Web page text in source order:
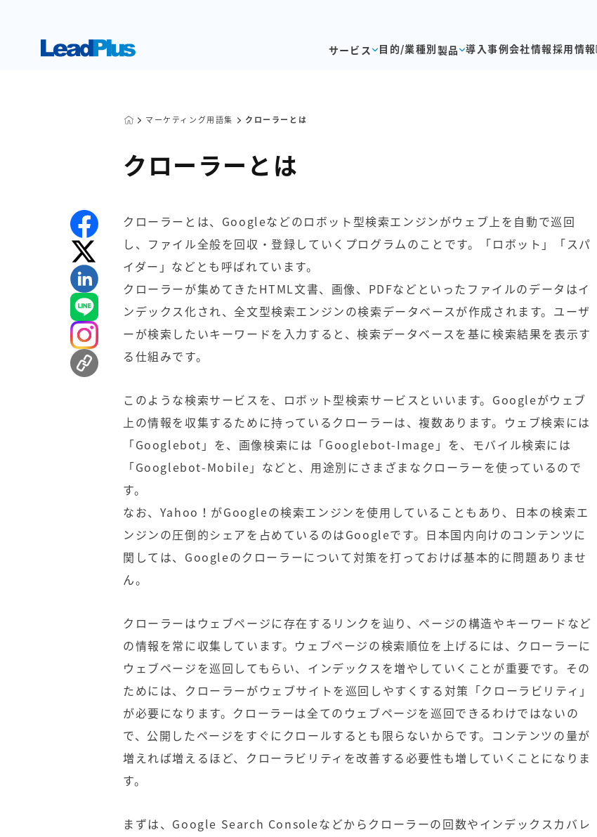
サービス 目的/業種別製品 導入事例会社情報採用情報
マーケティング用語集 クローラーとは
クローラーとは
クローラーとは、Googleなどのロボット型検索エンジンがウェブ上を自動で巡回
し、ファイル全般を回収・登録していくプログラムのことです。「ロボット」「スパ
イダー」などとも呼ばれています。
クローラーが集めてきたHTML文書、画像、PDFなどといったファイルのデータはイ
ンデックス化され、全文型検索エンジンの検索データベースが作成されます。ユーザ
ーが検索したいキーワードを入力すると、検索データベースを基に検索結果を表示す
る仕組みです。
このような検索サービスを、ロボット型検索サービスといいます。Googleがウェブ
上の情報を収集するために持っているクローラーは、複数あります。ウェブ検索には
「Googlebot」を、画像検索には「Googlebot-Image」を、モバイル検索には
「Googlebot-Mobile」などと、用途別にさまざまなクローラーを使っているので
す。
なお、Yahoo！がGoogleの検索エンジンを使用していることもあり、日本の検索エ
ンジンの圧倒的シェアを占めているのはGoogleです。日本国内向けのコンテンツに
関しては、Googleのクローラーについて対策を打っておけば基本的に問題ありませ
ん。
クローラーはウェブページに存在するリンクを辿り、ページの構造やキーワードなど
の情報を常に収集しています。ウェブページの検索順位を上げるには、クローラーに
ウェブページを巡回してもらい、インデックスを増やしていくことが重要です。その
ためには、クローラーがウェブサイトを巡回しやすくする対策「クローラビリティ」
が必要になります。クローラーは全てのウェブページを巡回できるわけではないの
で、公開したページをすぐにクロールするとも限らないからです。コンテンツの量が
増えれば増えるほど、クローラビリティを改善する必要性も増していくことになりま
す。
まずは、Google Search Consoleなどからクローラーの回数やインデックスカバレ